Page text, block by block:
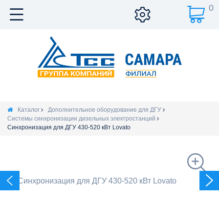
0
Каталог
Дополнительное оборудование для ДГУ
Системы синхронизации дизельных электростанций
Синхронизация для ДГУ 430-520 кВт Lovato